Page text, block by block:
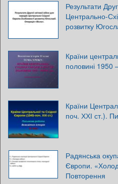
Результати
Центрально-
розвитку
Країни
половині 1950
Країни
поч. ХХІ ст.).
Радянська
Європи.
Повторення